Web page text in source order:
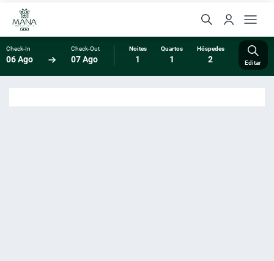
Check-In
06 Ago
Check-Out
07 Ago
Noites
1
Quartos
1
Hóspedes
2 Editar